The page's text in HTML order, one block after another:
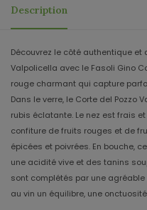
Description
Découvrez le côté authentique
Valpolicella avec le Fasoli Gino
rouge charmant qui capture
Dans le verre, le Corte del Pozzo
rubis éclatante. Le nez est frais
confiture de fruits rouges et de
épicées et poivrées. En bouche,
une acidité vive et des tanins
sont complétés par une
au vin un équilibre, une